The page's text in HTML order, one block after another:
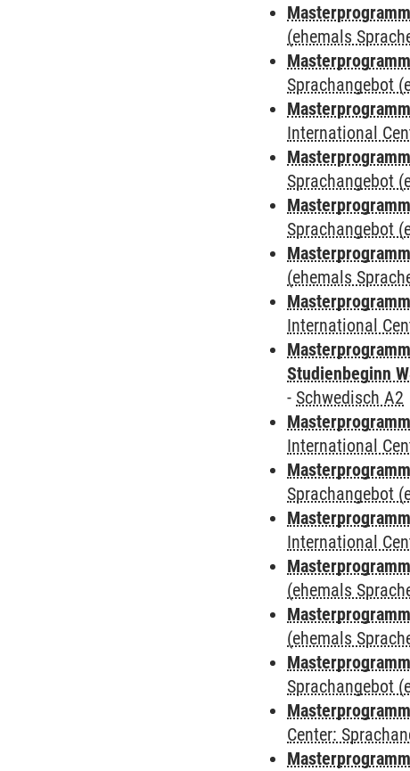
(ehemals
Sprachangebot
International
Sprachangebot
Sprachangebot
(ehemals
International
Studienbeginn
- Schwedisch A2
International
Sprachangebot
International
(ehemals
(ehemals
Sprachangebot
Center: